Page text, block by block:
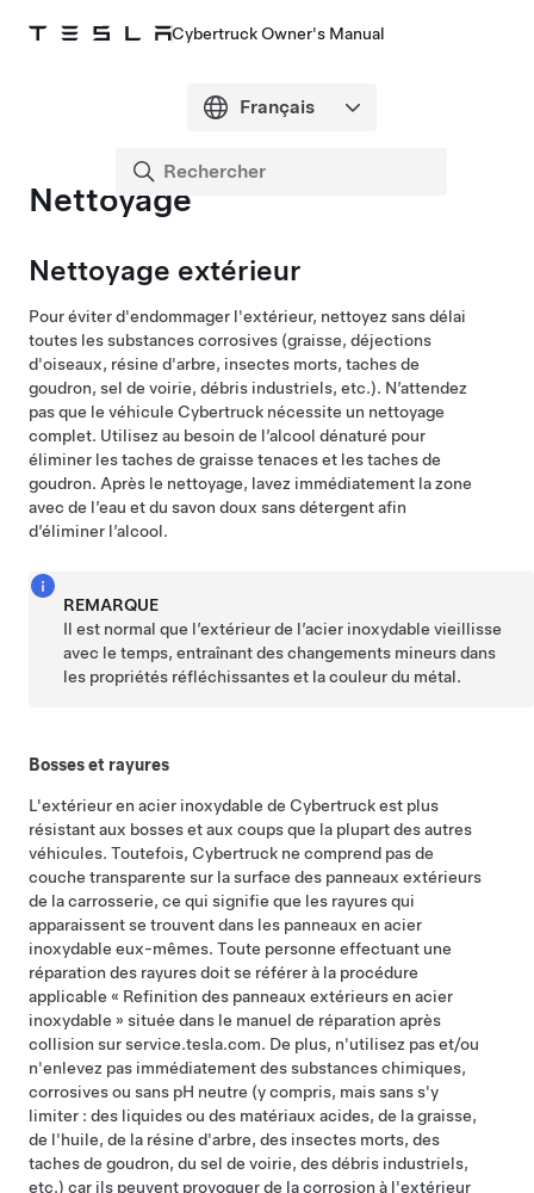
Cybertruck Owner's Manual
Nettoyage
Nettoyage extérieur
Pour éviter d'endommager l'extérieur, nettoyez sans délai
toutes les substances corrosives (graisse, déjections
d'oiseaux, résine d'arbre, insectes morts, taches de
goudron, sel de voirie, débris industriels, etc.). N’attendez
pas que le véhicule Cybertruck nécessite un nettoyage
complet. Utilisez au besoin de l’alcool dénaturé pour
éliminer les taches de graisse tenaces et les taches de
goudron. Après le nettoyage, lavez immédiatement la zone
avec de l’eau et du savon doux sans détergent afin
d’éliminer l’alcool.
REMARQUE
Il est normal que l’extérieur de l’acier inoxydable vieillisse
avec le temps, entraînant des changements mineurs dans
les propriétés réfléchissantes et la couleur du métal.
Bosses et rayures
L'extérieur en acier inoxydable de Cybertruckest plus
résistant aux bosses et aux coups que la plupart des autres
véhicules. Toutefois, Cybertruck ne comprend pas de
couche transparente sur la surface des panneaux extérieurs
de la carrosserie, ce qui signifie que les rayures qui
apparaissent se trouvent dans les panneaux en acier
inoxydable eux-mêmes. Toute personne effectuant une
réparation des rayures doit se référer à la procédure
applicable « Refinition des panneaux extérieurs en acier
inoxydable » située dans le manuel de réparation après
collision sur service.tesla.com. De plus, n'utilisez pas et/ou
n'enlevez pas immédiatement des substances chimiques,
corrosives ou sans pH neutre (y compris, mais sans s'y
limiter : des liquides ou des matériaux acides, de la graisse,
de l'huile, de la résine d'arbre, des insectes morts, des
taches de goudron, du sel de voirie, des débris industriels,
etc.) car ils peuvent provoquer de la corrosion à l'extérieur